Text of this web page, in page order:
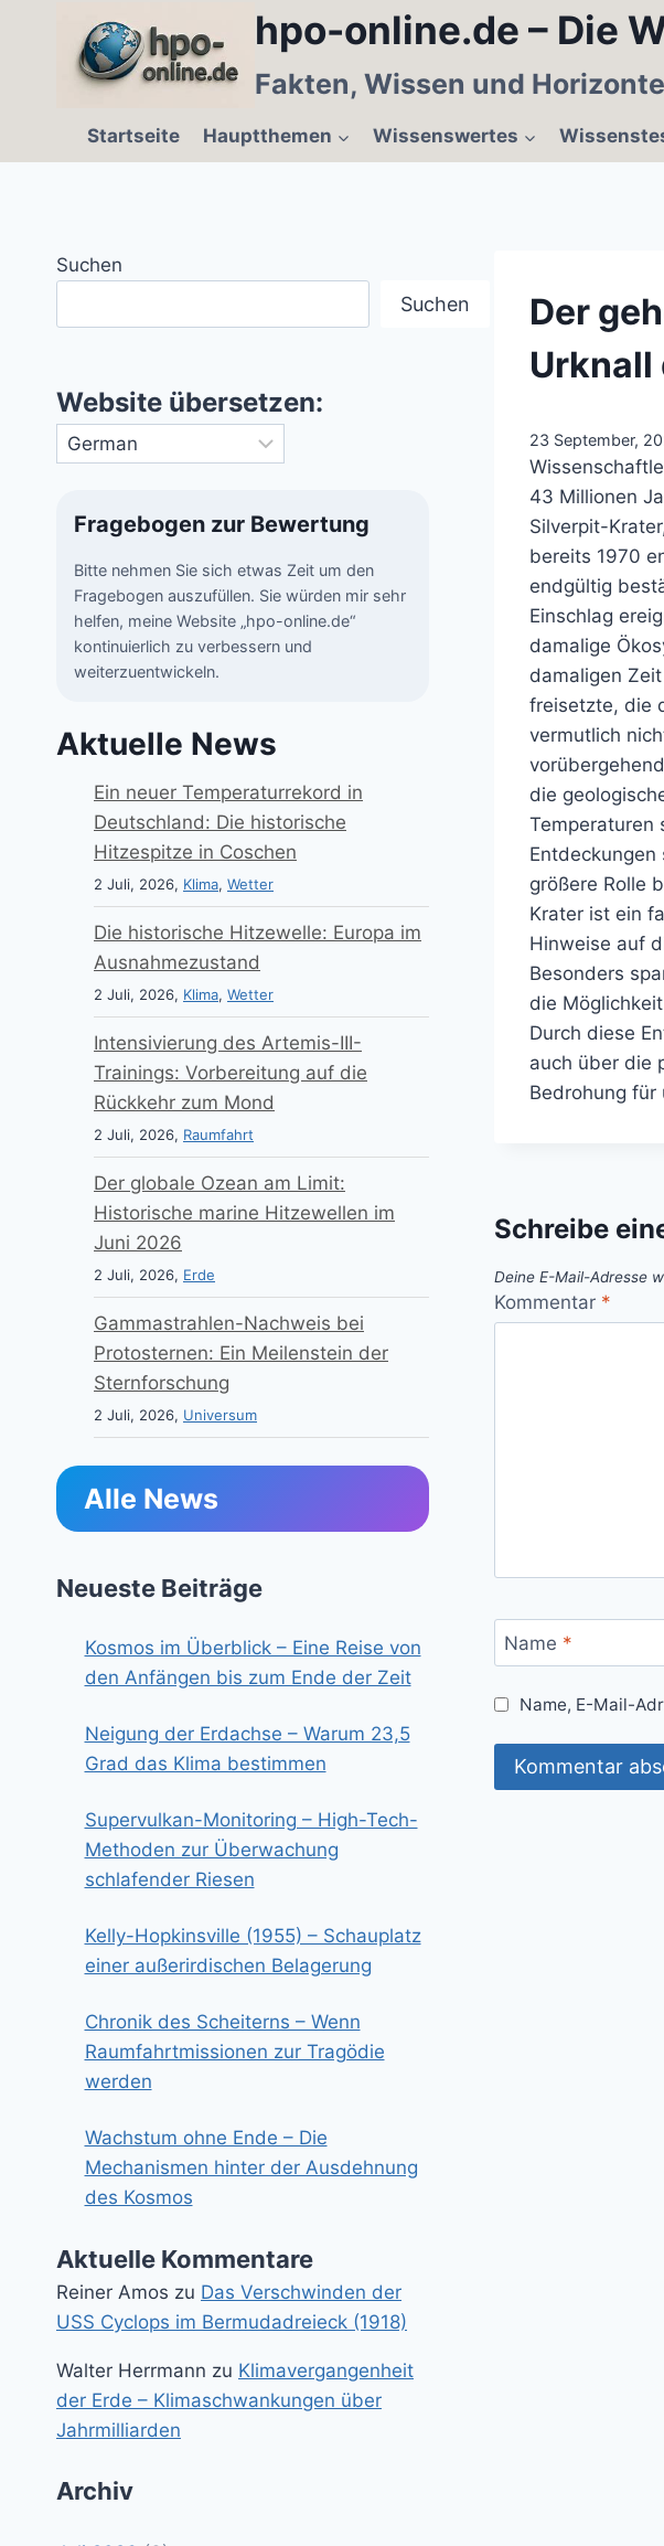
hpo-online.de – Die
Fakten, Wissen und
Startseite Hauptthemen Wissenswertes
Der
Urknall
23 September,
43 Millionen
Silverpit-
bereits 1970
endgültig
Einschlag
damalige
damaligen
freisetzte, die
vermutlich
die
Temperaturen
größere Rolle
Krater ist ein
Hinweise auf
Besonders
die
Durch diese
auch über die
Bedrohung für
Schreibe
Deine E-Mail-Adresse
Kommentar *
Name *
Name, E-Mail-
Suchen
Suchen
Website übersetzen:
Fragebogen zur Bewertung
Bitte nehmen Sie sich etwas Zeit um den
Fragebogen auszufüllen. Sie würden mir sehr
helfen, meine Website „hpo-online.de“
kontinuierlich zu verbessern und
weiterzuentwickeln.
Aktuelle News
Ein neuer Temperaturrekord in
Deutschland: Die historische
Hitzespitze in Coschen
2 Juli, 2026, Klima, Wetter
Die historische Hitzewelle: Europa im
Ausnahmezustand
2 Juli, 2026, Klima, Wetter
Intensivierung des Artemis-III-
Trainings: Vorbereitung auf die
Rückkehr zum Mond
2 Juli, 2026, Raumfahrt
Der globale Ozean am Limit:
Historische marine Hitzewellen im
Juni 2026
2 Juli, 2026, Erde
Gammastrahlen-Nachweis bei
Protosternen: Ein Meilenstein der
Sternforschung
2 Juli, 2026, Universum
Alle News
Neueste Beiträge
Kosmos im Überblick – Eine Reise von
den Anfängen bis zum Ende der Zeit
Neigung der Erdachse – Warum 23,5
Grad das Klima bestimmen
Supervulkan-Monitoring – High-Tech-
Methoden zur Überwachung
schlafender Riesen
Kelly-Hopkinsville (1955) – Schauplatz
einer außerirdischen Belagerung
Chronik des Scheiterns – Wenn
Raumfahrtmissionen zur Tragödie
werden
Wachstum ohne Ende – Die
Mechanismen hinter der Ausdehnung
des Kosmos
Aktuelle Kommentare
Reiner Amos zu Das Verschwinden der
USS Cyclops im Bermudadreieck (1918)
Walter Herrmann zu Klimavergangenheit
der Erde – Klimaschwankungen über
Jahrmilliarden
Archiv